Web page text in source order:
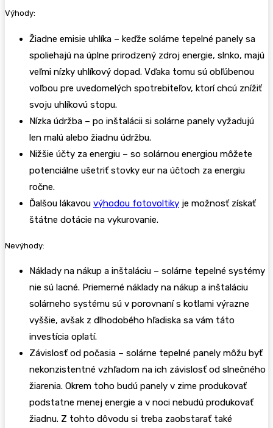
Výhody:
Žiadne emisie uhlíka – keďže solárne tepelné panely sa
spoliehajú na úplne prirodzený zdroj energie, slnko, majú
veľmi nízky uhlíkový dopad. Vďaka tomu sú obľúbenou
voľbou pre uvedomelých spotrebiteľov, ktorí chcú znížiť
svoju uhlíkovú stopu.
Nízka údržba – po inštalácii si solárne panely vyžadujú
len malú alebo žiadnu údržbu.
Nižšie účty za energiu – so solárnou energiou môžete
potenciálne ušetriť stovky eur na účtoch za energiu
ročne.
Ďalšou lákavou výhodou fotovoltiky je možnosť získať
štátne dotácie na vykurovanie.
Nevýhody:
Náklady na nákup a inštaláciu – solárne tepelné systémy
nie sú lacné. Priemerné náklady na nákup a inštaláciu
solárneho systému sú v porovnaní s kotlami výrazne
vyššie, avšak z dlhodobého hľadiska sa vám táto
investícia oplatí.
Závislosť od počasia – solárne tepelné panely môžu byť
nekonzistentné vzhľadom na ich závislosť od slnečného
žiarenia. Okrem toho budú panely v zime produkovať
podstatne menej energie a v noci nebudú produkovať
žiadnu. Z tohto dôvodu si treba zaobstarať také